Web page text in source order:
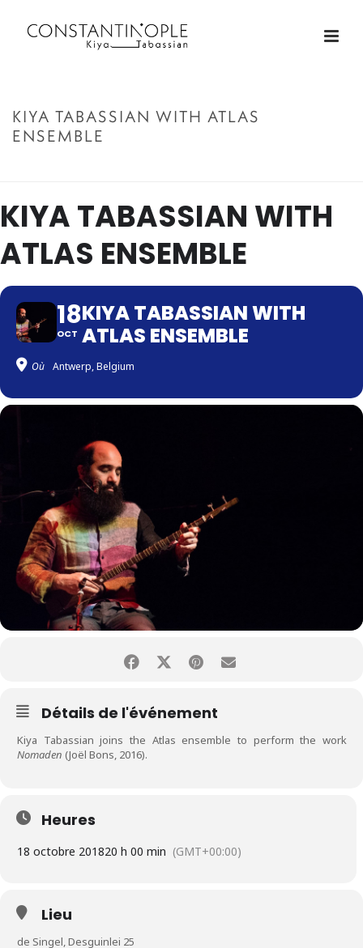
KIYA TABASSIAN WITH ATLAS
ENSEMBLE
KIYA TABASSIAN WITH
ATLAS ENSEMBLE
18
OCT
KIYA TABASSIAN WITH
ATLAS ENSEMBLE
Où Antwerp, Belgium
Détails de l'événement
Kiya Tabassian joins the Atlas ensemble to perform the work
Nomaden (Joël Bons, 2016).
Heures
18 octobre 201820 h 00 min (GMT+00:00)
Lieu
de Singel, Desguinlei 25